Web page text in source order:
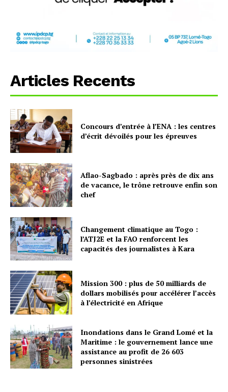
Articles Recents
Concours d’entrée à l’ENA : les centres
d’écrit dévoilés pour les épreuves
Aflao-Sagbado : après près de dix ans
de vacance, le trône retrouve enfin son
chef
Changement climatique au Togo :
l’ATJ2E et la FAO renforcent les
capacités des journalistes à Kara
Mission 300 : plus de 50 milliards de
dollars mobilisés pour accélérer l’accès
à l’électricité en Afrique
Inondations dans le Grand Lomé et la
Maritime : le gouvernement lance une
assistance au profit de 26 603
personnes sinistrées